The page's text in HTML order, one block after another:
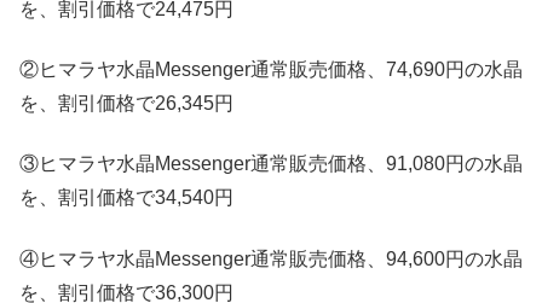
を、割引価格で24,475円
②ヒマラヤ水晶Messenger通常販売価格、74,690円の水晶
を、割引価格で26,345円
③ヒマラヤ水晶Messenger通常販売価格、91,080円の水晶
を、割引価格で34,540円
④ヒマラヤ水晶Messenger通常販売価格、94,600円の水晶
を、割引価格で36,300円